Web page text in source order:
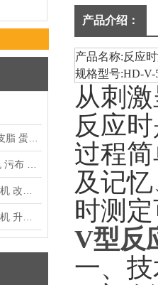
产品介绍：
产品名称:反应
规格型号:HD-V-
从刺
反应
过程
及记
时测
V型反
一、